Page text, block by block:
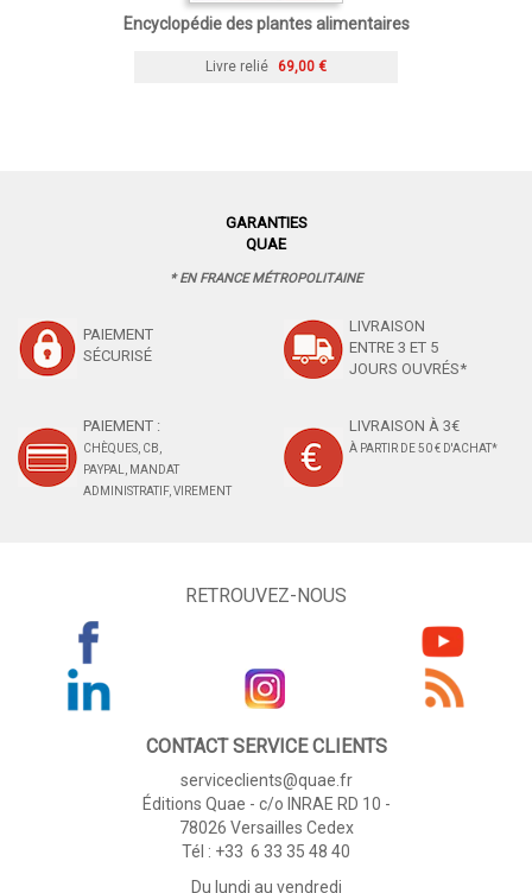
Encyclopédie des plantes alimentaires
Livre relié 69,00 €
GARANTIES
QUAE
* EN FRANCE MÉTROPOLITAINE
PAIEMENT
SÉCURISÉ
LIVRAISON
ENTRE 3 ET 5
JOURS OUVRÉS*
PAIEMENT :
CHÈQUES, CB,
PAYPAL, MANDAT
ADMINISTRATIF, VIREMENT
LIVRAISON À 3€
À PARTIR DE 50 € D'ACHAT*
RETROUVEZ-NOUS
CONTACT SERVICE CLIENTS
serviceclients@quae.fr
Éditions Quae - c/o INRAE RD 10 -
78026 Versailles Cedex
Tél : +33 6 33 35 48 40
Du lundi au vendredi